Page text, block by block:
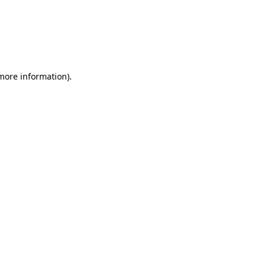
information).